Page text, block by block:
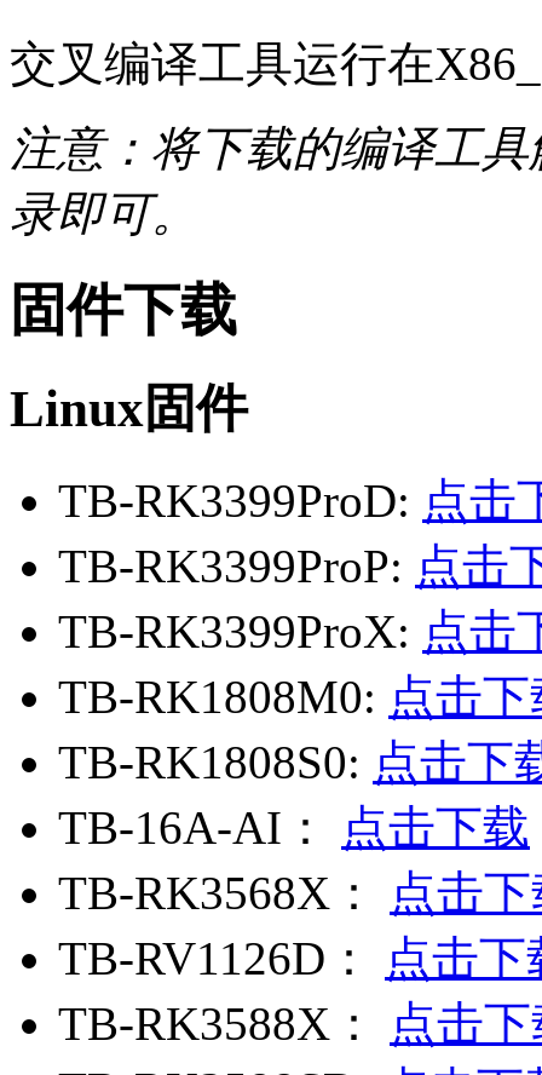
交叉编译工具运行在
注意：将下载的编译工
录即可。
固件下载
Linux固件
TB-RK3399ProD: 点击
TB-RK3399ProP: 点击
TB-RK3399ProX: 点击
TB-RK1808M0: 点击下
TB-RK1808S0: 点击下
TB-16A-AI：
点击下载
TB-RK3568X：
点击
TB-RV1126D：
点击下
TB-RK3588X：
点击